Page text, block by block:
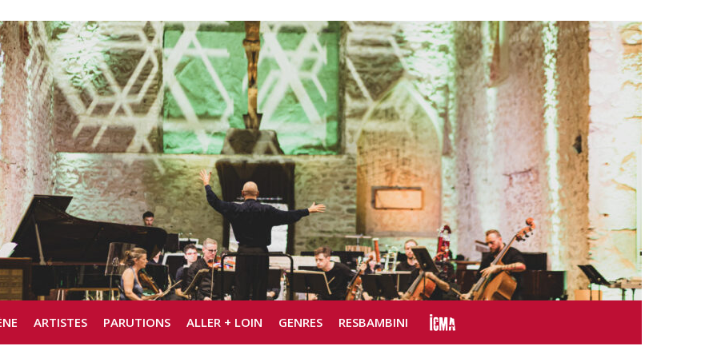
ARTISTES PARUTIONS ALLER + LOIN GENRES RESBAMBINI